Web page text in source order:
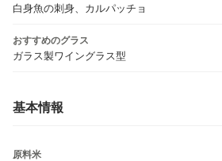
白身魚の刺身、カルパッチョ
おすすめのグラス
ガラス製ワイングラス型
基本情報
原料米